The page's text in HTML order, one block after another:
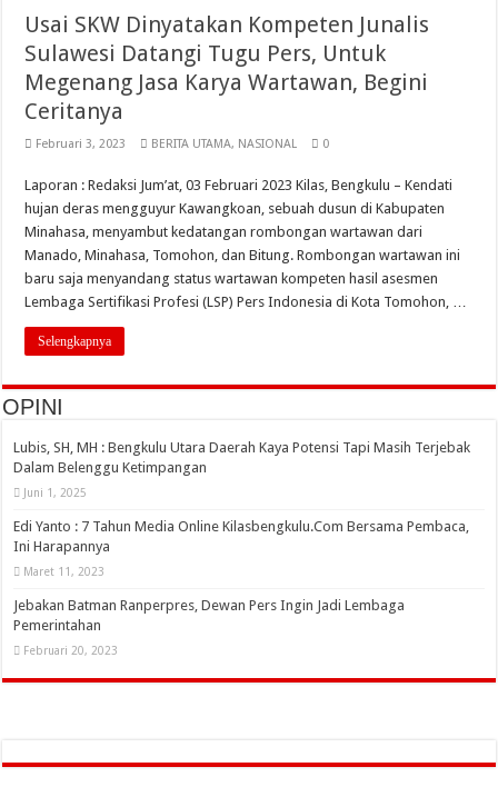
Usai SKW Dinyatakan Kompeten Junalis
Sulawesi Datangi Tugu Pers, Untuk
Megenang Jasa Karya Wartawan, Begini
Ceritanya
Februari 3, 2023 BERITA UTAMA, NASIONAL 0
Laporan : Redaksi Jum’at, 03 Februari 2023 Kilas, Bengkulu – Kendati
hujan deras mengguyur Kawangkoan, sebuah dusun di Kabupaten
Minahasa, menyambut kedatangan rombongan wartawan dari
Manado, Minahasa, Tomohon, dan Bitung. Rombongan wartawan ini
baru saja menyandang status wartawan kompeten hasil asesmen
Lembaga Sertifikasi Profesi (LSP) Pers Indonesia di Kota Tomohon, …
Selengkapnya
OPINI
Lubis, SH, MH : Bengkulu Utara Daerah Kaya Potensi Tapi Masih Terjebak
Dalam Belenggu Ketimpangan
Juni 1, 2025
Edi Yanto : 7 Tahun Media Online Kilasbengkulu.Com Bersama Pembaca,
Ini Harapannya
Maret 11, 2023
Jebakan Batman Ranperpres, Dewan Pers Ingin Jadi Lembaga
Pemerintahan
Februari 20, 2023